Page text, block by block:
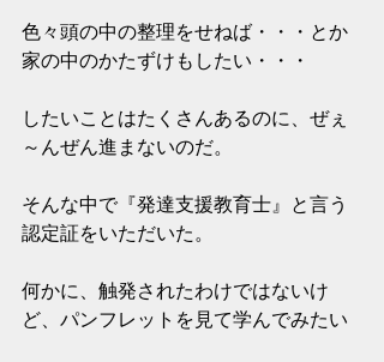
色々頭の中の整理をせねば・・・とか
家の中のかたずけもしたい・・・
したいことはたくさんあるのに、ぜぇ
～んぜん進まないのだ。
そんな中で『発達支援教育士』と言う
認定証をいただいた。
何かに、触発されたわけではないけ
ど、パンフレットを見て学んでみたい